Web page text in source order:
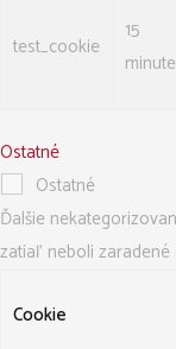
test_cookie
15
Ostatné
Ostatné
Ďalšie
zatiaľ neboli
Cookie